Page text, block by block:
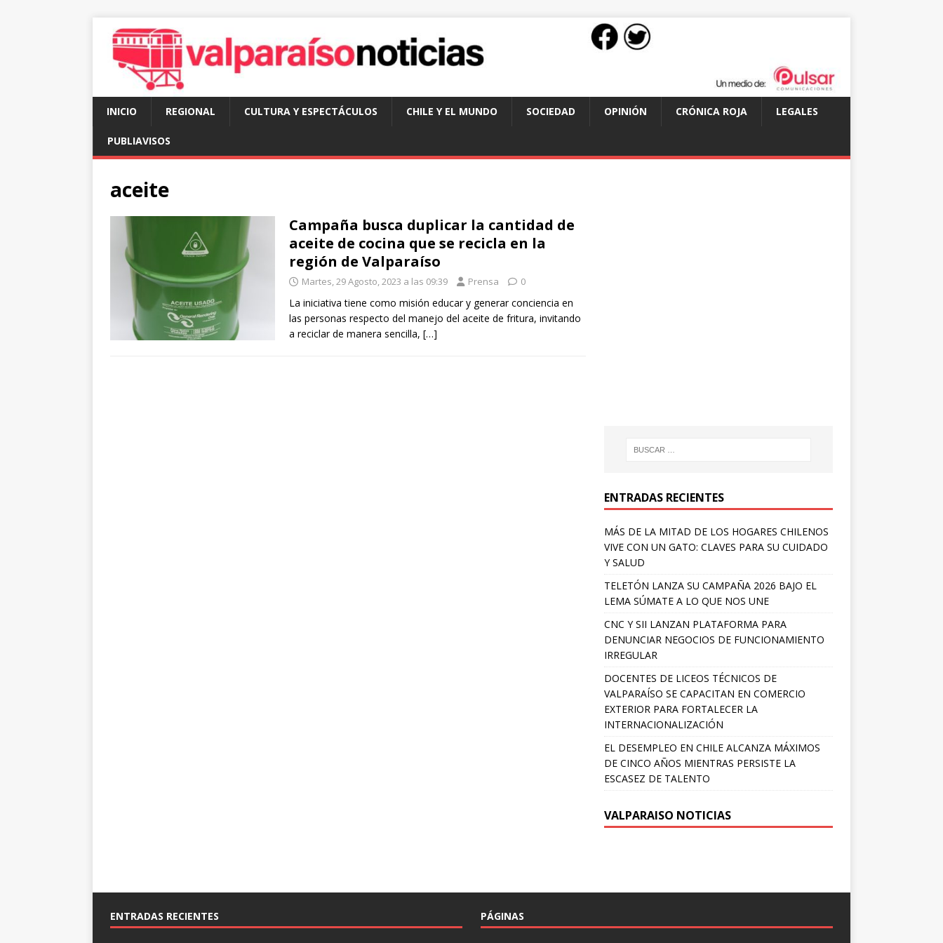
INICIO REGIONAL CULTURA Y ESPECTÁCULOS CHILE Y EL MUNDO SOCIEDAD OPINIÓN CRÓNICA ROJA LEGALES
PUBLIAVISOS
aceite
Campaña busca duplicar la cantidad de
aceite de cocina que se recicla en la
región de Valparaíso
Martes, 29 Agosto, 2023 a las 09:39 Prensa 0
La iniciativa tiene como misión educar y generar conciencia en
las personas respecto del manejo del aceite de fritura, invitando
a reciclar de manera sencilla, […]
ENTRADAS RECIENTES
MÁS DE LA MITAD DE LOS HOGARES CHILENOS
VIVE CON UN GATO: CLAVES PARA SU CUIDADO
Y SALUD
TELETÓN LANZA SU CAMPAÑA 2026 BAJO EL
LEMA SÚMATE A LO QUE NOS UNE
CNC Y SII LANZAN PLATAFORMA PARA
DENUNCIAR NEGOCIOS DE FUNCIONAMIENTO
IRREGULAR
DOCENTES DE LICEOS TÉCNICOS DE
VALPARAÍSO SE CAPACITAN EN COMERCIO
EXTERIOR PARA FORTALECER LA
INTERNACIONALIZACIÓN
EL DESEMPLEO EN CHILE ALCANZA MÁXIMOS
DE CINCO AÑOS MIENTRAS PERSISTE LA
ESCASEZ DE TALENTO
VALPARAISO NOTICIAS
ENTRADAS RECIENTES PÁGINAS